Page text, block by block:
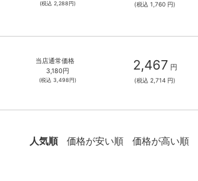
(税込2,288円) (税込 1,760 円)
当店通常価格
3,180円
(税込3,498円)
2,467 円
(税込 2,714 円)
人気順 価格が安い順 価格が高い順